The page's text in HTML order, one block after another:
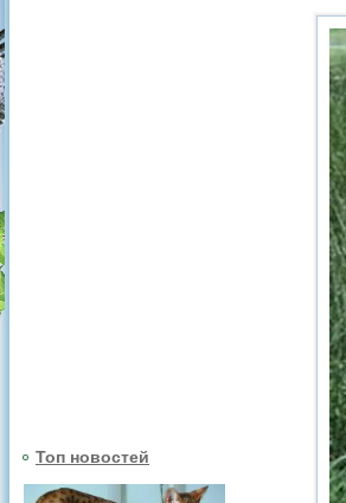
Топ новостей